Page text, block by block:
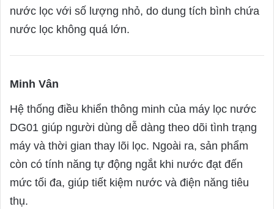
nước lọc với số lượng nhỏ, do dung tích bình chứa
nước lọc không quá lớn.
Minh Vân
a
y
s
:
Hệ thống điều khiển thông minh của máy lọc nước
DG01 giúp người dùng dễ dàng theo dõi tình trạng
máy và thời gian thay lõi lọc. Ngoài ra, sản phẩm
còn có tính năng tự động ngắt khi nước đạt đến
mức tối đa, giúp tiết kiệm nước và điện năng tiêu
thụ.